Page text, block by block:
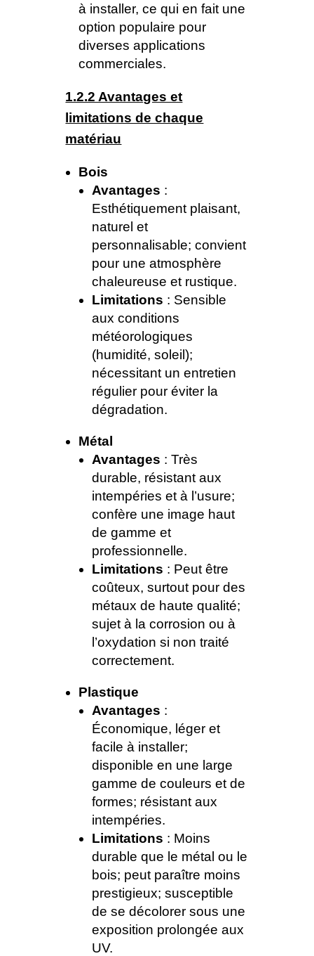
à installer, ce qui en fait une
option populaire pour
diverses applications
commerciales.
1.2.2 Avantages et
limitations de chaque
matériau
Bois
Avantages :
Esthétiquement plaisant,
naturel et
personnalisable; convient
pour une atmosphère
chaleureuse et rustique.
Limitations : Sensible
aux conditions
météorologiques
(humidité, soleil);
nécessitant un entretien
régulier pour éviter la
dégradation.
Métal
Avantages : Très
durable, résistant aux
intempéries et à l’usure;
confère une image haut
de gamme et
professionnelle.
Limitations : Peut être
coûteux, surtout pour des
métaux de haute qualité;
sujet à la corrosion ou à
l’oxydation si non traité
correctement.
Plastique
Avantages :
Économique, léger et
facile à installer;
disponible en une large
gamme de couleurs et de
formes; résistant aux
intempéries.
Limitations : Moins
durable que le métal ou le
bois; peut paraître moins
prestigieux; susceptible
de se décolorer sous une
exposition prolongée aux
UV.